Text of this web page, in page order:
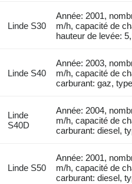
Linde S30
Année: 2001,
m/h, capacité de
hauteur de levée:
Linde S40
Année: 2003,
m/h, capacité de
carburant: gaz,
Linde
S40D
Année: 2004,
m/h, capacité de
carburant: diesel,
Linde S50
Année: 2001,
m/h, capacité de
carburant: diesel,